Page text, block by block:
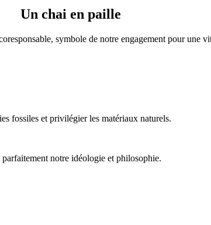
Un chai en paille
symbole de notre engagement pour une
fossiles et privilégier les matériaux naturels.
notre idéologie et philosophie.